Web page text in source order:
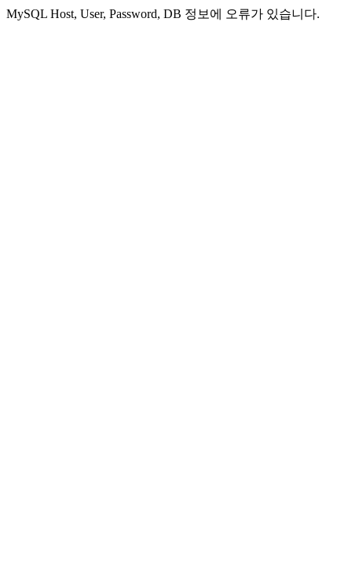
MySQL Host, User, Password, DB 정보에 오류가 있습니다.